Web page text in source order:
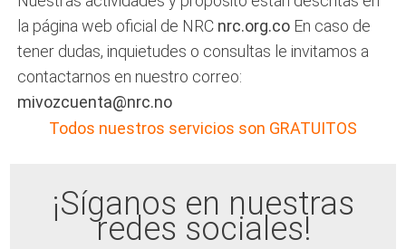
la página web oficial de NRC nrc.org.co En caso de
tener dudas, inquietudes o consultas le invitamos a
contactarnos en nuestro correo:
mivozcuenta@nrc.no
Todos nuestros servicios son GRATUITOS
¡Síganos en nuestras
redes sociales!